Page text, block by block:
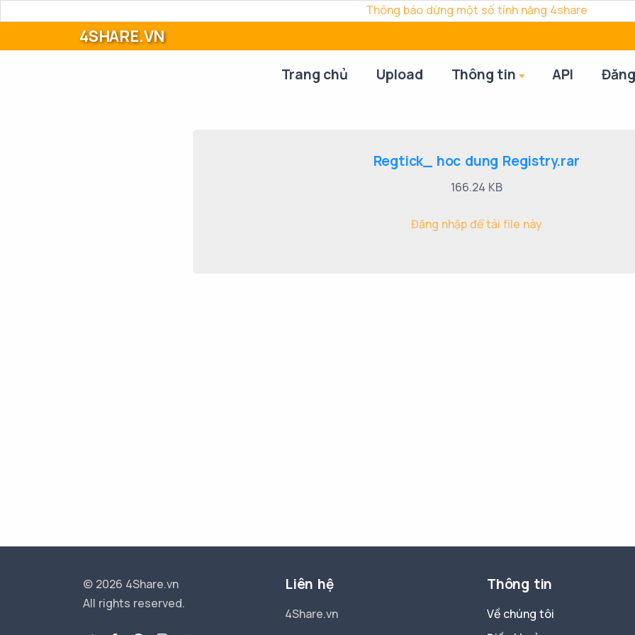
Thông báo dừng một số tính năng 4share
4SHARE.VN
Trang chủ Upload Thông tin API
Regtick_ hoc dung Registry.rar
166.24 KB
Đăng nhập để tải file này
© 2026 4Share.vn
All rights reserved.
Liên hệ
4Share.vn
Thông tin
Về chúng tôi